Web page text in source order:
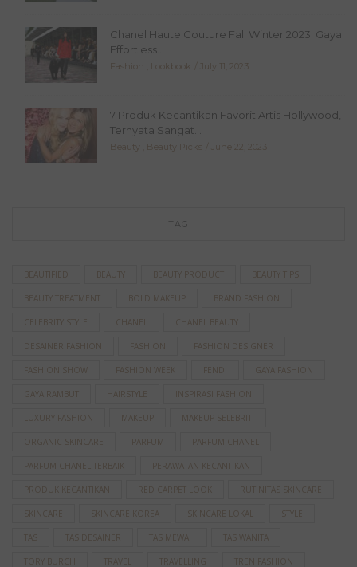
Chanel Haute Couture Fall Winter 2023: Gaya
Effortless...
Fashion Lookbook July 11, 2023
7 Produk Kecantikan Favorit Artis Hollywood,
Ternyata Sangat...
Beauty Beauty Picks June 22, 2023
TAG
BEAUTIFIED BEAUTY BEAUTY PRODUCT BEAUTY TIPS
BEAUTY TREATMENT BOLD MAKEUP BRAND FASHION
CELEBRITY STYLE CHANEL CHANEL BEAUTY
DESAINER FASHION FASHION FASHION DESIGNER
FASHION SHOW FASHION WEEK FENDI GAYA FASHION
GAYA RAMBUT HAIRSTYLE INSPIRASI FASHION
LUXURY FASHION MAKEUP MAKEUP SELEBRITI
ORGANIC SKINCARE PARFUM PARFUM CHANEL
PARFUM CHANEL TERBAIK PERAWATAN KECANTIKAN
PRODUK KECANTIKAN RED CARPET LOOK RUTINITAS SKINCARE
SKINCARE SKINCARE KOREA SKINCARE LOKAL STYLE
TAS TAS DESAINER TAS MEWAH TAS WANITA
TORY BURCH TRAVEL TRAVELLING TREN FASHION